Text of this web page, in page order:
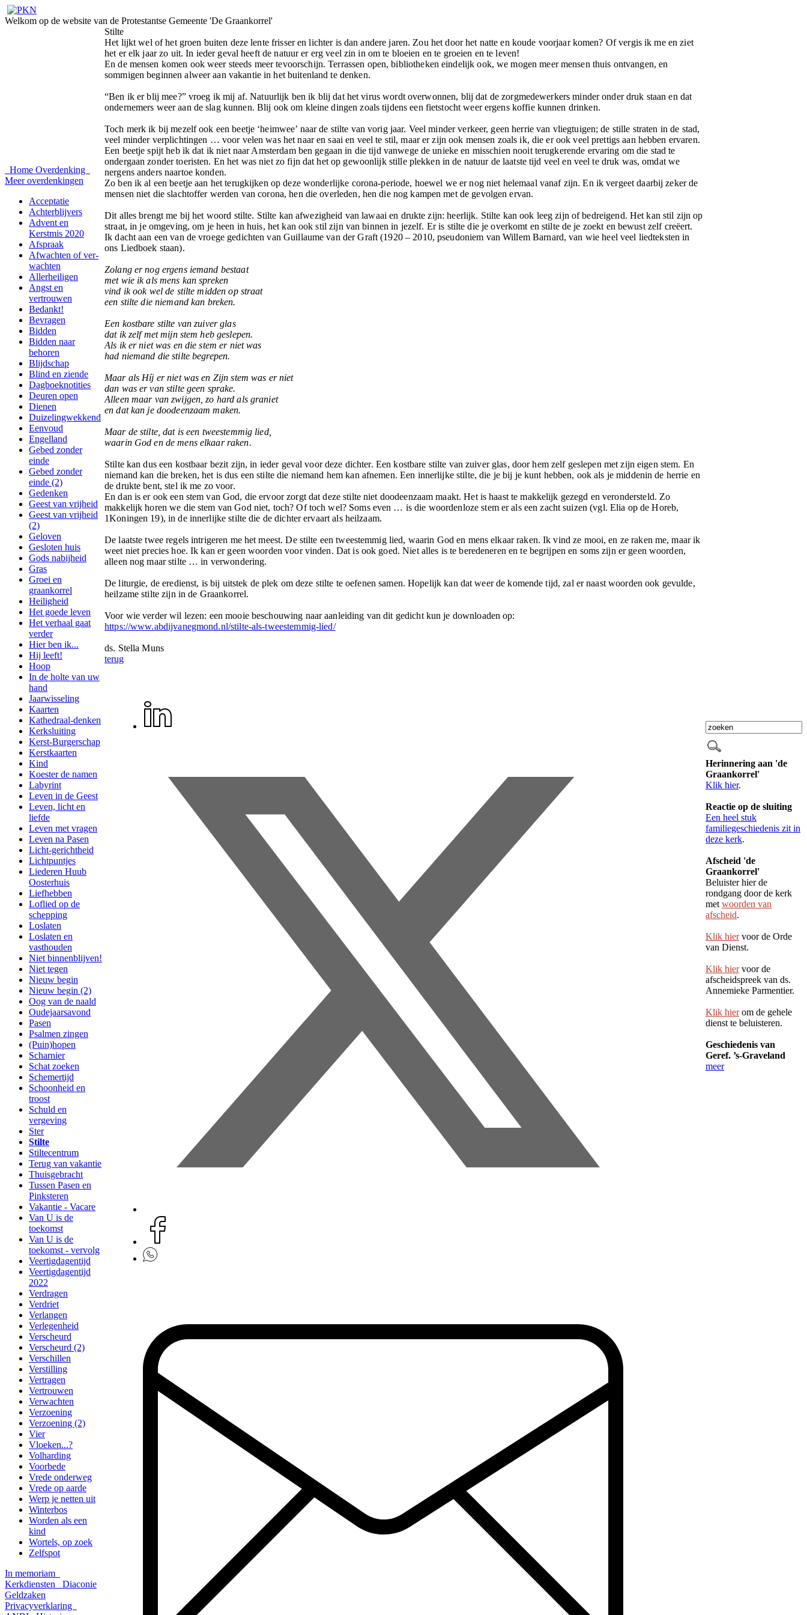
Welkom op de website van de Protestantse Gemeente 'De Graankorrel'
Home Overdenking
Meer overdenkingen
Acceptatie
Achterblijvers
Advent en
Kerstmis 2020
Afspraak
Afwachten of ver-
wachten
Allerheiligen
Angst en
vertrouwen
Bedankt!
Bevragen
Bidden
Bidden naar
behoren
Blijdschap
Blind en ziende
Dagboeknotities
Deuren open
Dienen
Duizelingwekkend
Eenvoud
Engelland
Gebed zonder
einde
Gebed zonder
einde (2)
Gedenken
Geest van vrijheid
Geest van vrijheid
(2)
Geloven
Gesloten huis
Gods nabijheid
Gras
Groei en
graankorrel
Heiligheid
Het goede leven
Het verhaal gaat
verder
Hier ben ik...
Hij leeft!
Hoop
In de holte van uw
hand
Jaarwisseling
Kaarten
Kathedraal-denken
Kerksluiting
Kerst-Burgerschap
Kerstkaarten
Kind
Koester de namen
Labyrint
Leven in de Geest
Leven, licht en
liefde
Leven met vragen
Leven na Pasen
Licht-gerichtheid
Lichtpuntjes
Liederen Huub
Oosterhuis
Liefhebben
Loflied op de
schepping
Loslaten
Loslaten en
vasthouden
Niet binnenblijven!
Niet tegen
Nieuw begin
Nieuw begin (2)
Oog van de naald
Oudejaarsavond
Pasen
Psalmen zingen
(Puin)hopen
Scharnier
Schat zoeken
Schemertijd
Schoonheid en
troost
Schuld en
vergeving
Ster
Stilte
Stiltecentrum
Terug van vakantie
Thuisgebracht
Tussen Pasen en
Pinksteren
Vakantie - Vacare
Van U is de
toekomst
Van U is de
toekomst - vervolg
Veertigdagentijd
Veertigdagentijd
2022
Verdragen
Verdriet
Verlangen
Verlegenheid
Verscheurd
Verscheurd (2)
Verschillen
Verstilling
Vertragen
Vertrouwen
Verwachten
Verzoening
Verzoening (2)
Vier
Vloeken...?
Volharding
Voorbede
Vrede onderweg
Vrede op aarde
Werp je netten uit
Winterbos
Worden als een
kind
Wortels, op zoek
Zelfspot
In memoriam
Kerkdiensten
Diaconie
Geldzaken
Privacyverklaring
Stilte
Het lijkt wel of het groen buiten deze lente frisser en lichter is dan andere jaren. Zou het door het natte en koude voorjaar komen? Of vergis ik me en ziet
het er elk jaar zo uit. In ieder geval heeft de natuur er erg veel zin in om te bloeien en te groeien en te leven!
En de mensen komen ook weer steeds meer tevoorschijn. Terrassen open, bibliotheken eindelijk ook, we mogen meer mensen thuis ontvangen, en
sommigen beginnen alweer aan vakantie in het buitenland te denken.
“Ben ik er blij mee?” vroeg ik mij af. Natuurlijk ben ik blij dat het virus wordt overwonnen, blij dat de zorgmedewerkers minder onder druk staan en dat
ondernemers weer aan de slag kunnen. Blij ook om kleine dingen zoals tijdens een fietstocht weer ergens koffie kunnen drinken.
Toch merk ik bij mezelf ook een beetje ‘heimwee’ naar de stilte van vorig jaar. Veel minder verkeer, geen herrie van vliegtuigen; de stille straten in de stad,
veel minder verplichtingen … voor velen was het naar en saai en veel te stil, maar er zijn ook mensen zoals ik, die er ook veel prettigs aan hebben ervaren.
Een beetje spijt heb ik dat ik niet naar Amsterdam ben gegaan in die tijd vanwege de unieke en misschien nooit terugkerende ervaring om die stad te
ondergaan zonder toeristen. En het was niet zo fijn dat het op gewoonlijk stille plekken in de natuur de laatste tijd veel en veel te druk was, omdat we
nergens anders naartoe konden.
Zo ben ik al een beetje aan het terugkijken op deze wonderlijke corona-periode, hoewel we er nog niet helemaal vanaf zijn. En ik vergeet daarbij zeker de
mensen niet die slachtoffer werden van corona, hen die overleden, hen die nog kampen met de gevolgen ervan.
Dit alles brengt me bij het woord stilte. Stilte kan afwezigheid van lawaai en drukte zijn: heerlijk. Stilte kan ook leeg zijn of bedreigend. Het kan stil zijn op
straat, in je omgeving, om je heen in huis, het kan ook stil zijn van binnen in jezelf. Er is stilte die je overkomt en stilte de je zoekt en bewust zelf creëert.
Ik dacht aan een van de vroege gedichten van Guillaume van der Graft (1920 – 2010, pseudoniem van Willem Barnard, van wie heel veel liedteksten in
ons Liedboek staan).
Zolang er nog ergens iemand bestaat
met wie ik als mens kan spreken
vind ik ook wel de stilte midden op straat
een stilte die niemand kan breken.
Een kostbare stilte van zuiver glas
dat ik zelf met mijn stem heb geslepen.
Als ik er niet was en die stem er niet was
had niemand die stilte begrepen.
Maar als Híj er niet was en Zijn stem was er niet
dan was er van stilte geen sprake.
Alleen maar van zwijgen, zo hard als graniet
en dat kan je doodeenzaam maken.
Maar de stilte, dat is een tweestemmig lied,
waarin God en de mens elkaar raken.
Stilte kan dus een kostbaar bezit zijn, in ieder geval voor deze dichter. Een kostbare stilte van zuiver glas, door hem zelf geslepen met zijn eigen stem. En
niemand kan die breken, het is dus een stilte die niemand hem kan afnemen. Een innerlijke stilte, die je bij je kunt hebben, ook als je middenin de herrie en
de drukte bent, stel ik me zo voor.
En dan is er ook een stem van God, die ervoor zorgt dat deze stilte niet doodeenzaam maakt. Het is haast te makkelijk gezegd en verondersteld. Zo
makkelijk horen we die stem van God niet, toch? Of toch wel? Soms even … is die woordenloze stem er als een zacht suizen (vgl. Elia op de Horeb,
1Koningen 19), in de innerlijke stilte die de dichter ervaart als heilzaam.
De laatste twee regels intrigeren me het meest. De stilte een tweestemmig lied, waarin God en mens elkaar raken. Ik vind ze mooi, en ze raken me, maar ik
weet niet precies hoe. Ik kan er geen woorden voor vinden. Dat is ook goed. Niet alles is te beredeneren en te begrijpen en soms zijn er geen woorden,
alleen nog maar stilte … in verwondering.
De liturgie, de eredienst, is bij uitstek de plek om deze stilte te oefenen samen. Hopelijk kan dat weer de komende tijd, zal er naast woorden ook gevulde,
heilzame stilte zijn in de Graankorrel.
Voor wie verder wil lezen: een mooie beschouwing naar aanleiding van dit gedicht kun je downloaden op:
https://www.abdijvanegmond.nl/stilte-als-tweestemmig-lied/
ds. Stella Muns
terug
Herinnering aan 'de
Graankorrel'
Klik hier.
Reactie op de sluiting
Een heel stuk
familiegeschiedenis zit in
deze kerk.
Afscheid 'de
Graankorrel'
Beluister hier de
rondgang door de kerk
met woorden van
afscheid.
Klik hiervoor de Orde
van Dienst.
Klik hiervoor de
afscheidspreek van ds.
Annemieke Parmentier.
Klik hierom de gehele
dienst te beluisteren.
Geschiedenis van
Geref. ’s-Graveland
meer